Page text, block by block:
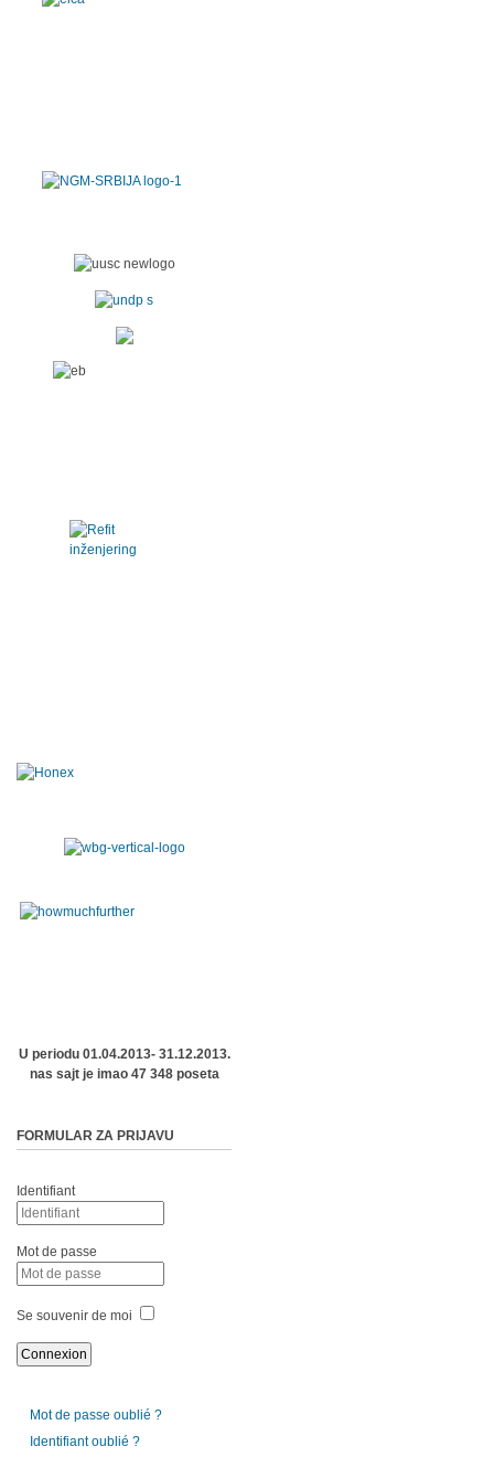
U periodu 01.04.2013- 31.12.2013.
nas sajt je imao 47 348 poseta
FORMULAR ZA PRIJAVU
Identifiant
Mot de passe
Se souvenir de moi
Mot de passe oublié ?
Identifiant oublié ?